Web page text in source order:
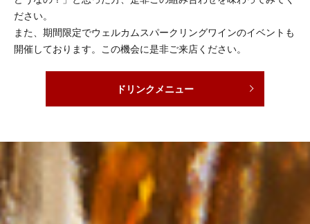
ださい。
また、期間限定でウェルカムスパークリングワインのイベントも
開催しております。この機会に是非ご来店ください。
ドリンクメニュー